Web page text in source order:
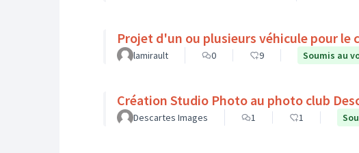
Projet d'un ou plusieurs véhicule pour le
lamirault 0 9 Soumis au
Création Studio Photo au photo club
Descartes Images 1 1